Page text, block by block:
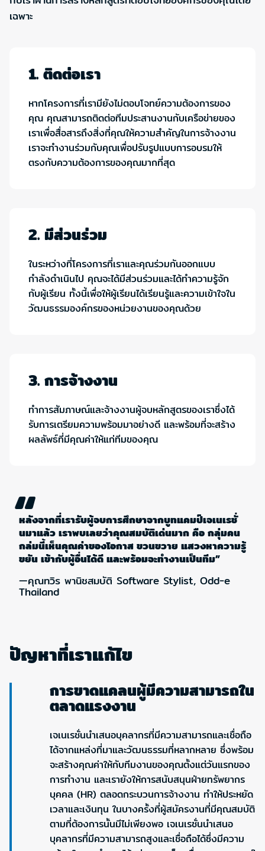
เฉพาะ
1. ติดต่อเรา
หากโครงการที่เรามียังไม่ตอบโจทย์ความต้องการของ
คุณ คุณสามารถติดต่อทีมประสานงานกับเครือข่ายของ
เราเพื่อสื่อสารถึงสิ่งที่คุณให้ความสำคัญในการจ้างงาน
เราจะทำงานร่วมกับคุณเพื่อปรับรูปแบบการอบรมให้
ตรงกับความต้องการของคุณมากที่สุด
2. มีส่วนร่วม
ในระหว่างที่โครงการที่เราและคุณร่วมกันออกแบบ
กำลังดำเนินไป คุณจะได้มีส่วนร่วมและได้ทำความรู้จัก
กับผู้เรียน ทั้งนี้เพื่อให้ผู้เรียนได้เรียนรู้และความเข้าใจใน
วัฒนธรรมองค์กรของหน่วยงานของคุณด้วย
3. การจ้างงาน
ทำการสัมภาษณ์และจ้างงานผู้จบหลักสูตรของเราซึ่งได้
รับการเตรียมความพร้อมมาอย่างดี และพร้อมที่จะสร้าง
ผลลัพธ์ที่มีคุณค่าให้แก่ทีมของคุณ
“
หลังจากที่เรารับผู้จบการศึกษาจากบูทแคมป์เจเนเรชั่
นมาแล้ว เราพบเลยว่าคุณสมบัติเด่นมาก คือ กลุ่มคน
กล่มนี้เห็นคุณค่าของโอกาส ขวนขวาย แสวงหาความรู้
ขยัน เข้ากับผู้อื่นได้ดี และพร้อมจะทำงานเป็นทีม”
—คุณทวิร พานิชสมบัติ Software Stylist, Odd-e
Thailand
ปัญหาที่เราแก้ไข
การขาดแคลนผู้มีความสามารถใน
ตลาดแรงงาน
เจเนเรชั่นนำเสนอบุคลากรที่มีความสามารถและเชื่อถือ
ได้จากแหล่งที่มาและวัฒนธรรมที่หลากหลาย ซึ่งพร้อม
จะสร้างคุณค่าให้กับทีมงานของคุณตั้งแต่วันแรกของ
การทำงาน และเรายังให้การสนับสนุนฝ่ายทรัพยากร
บุคคล (HR) ตลอดกระบวนการจ้างงาน ทำให้ประหยัด
เวลาและเงินทุน ในบางครั้งที่ผู้สมัครงานที่มีคุณสมบัติ
ตามที่ต้องการนั้นมีไม่เพียงพอ เจเนเรชั่นนำเสนอ
บุคลากรที่มีความสามารถสูงและเชื่อถือได้ซึ่งมีความ